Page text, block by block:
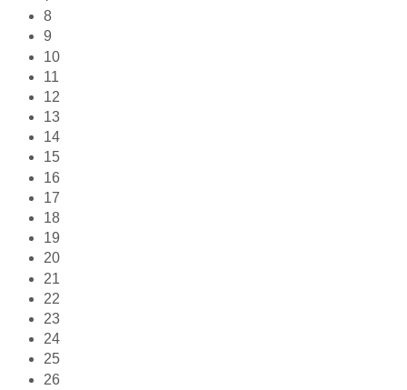
8
9
10
11
12
13
14
15
16
17
18
19
20
21
22
23
24
25
26